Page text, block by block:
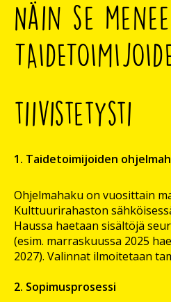
Näin se
tiivistetysti
1. Taidetoimijoiden
Ohjelmahaku on vuosittain
Kulttuurirahaston
Haussa haetaan sisältöjä
(esim. marraskuussa 2025
2027). Valinnat ilmoitetaan
2. Sopimusprosessi